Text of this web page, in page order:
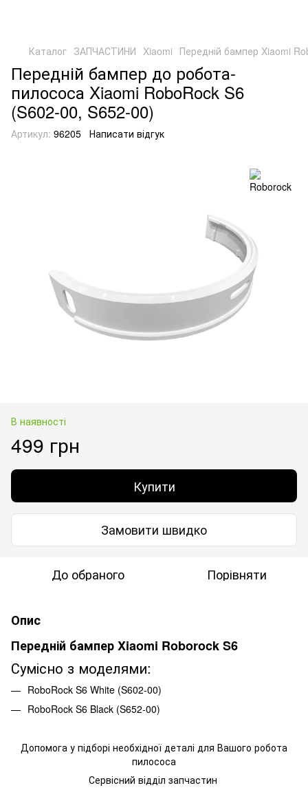
Каталог ЗАПЧАСТИНИ Xiaomi Передній бампер Xiaomi
Передній бампер до робота-
пилососа Xiaomi RoboRock S6
(S602-00, S652-00)
Артикул: 96205 Написати відгук
В наявності
499 грн
Купити
Замовити швидко
До обраного Порівняти
Опис
Передній бампер Xiaomi Roborock S6
Сумісно з моделями:
RoboRock S6 White (S602-00)
RoboRock S6 Black (S652-00)
Допомога у підборі необхідної деталі для Вашого робота
пилососа
Сервісний відділ запчастин